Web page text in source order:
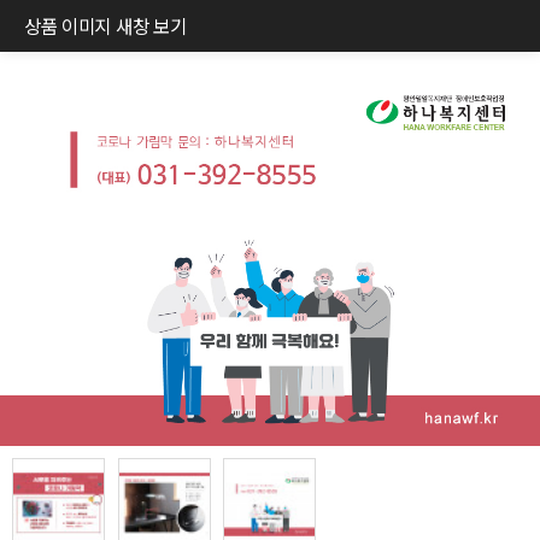
상품 이미지 새창 보기